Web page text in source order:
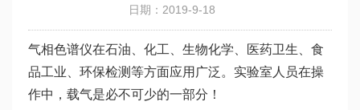
日期：2019-9-18
气相色谱仪在石油、化工、生物化学、医药卫生、食
品工业、环保检测等方面应用广泛。实验室人员在操
作中，载气是必不可少的一部分！